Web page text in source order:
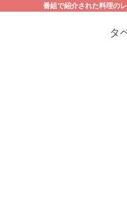
番組で紹介された料理の
タ